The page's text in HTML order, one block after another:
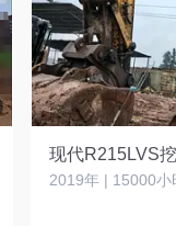
现代R215LVS
2019年 | 15000小